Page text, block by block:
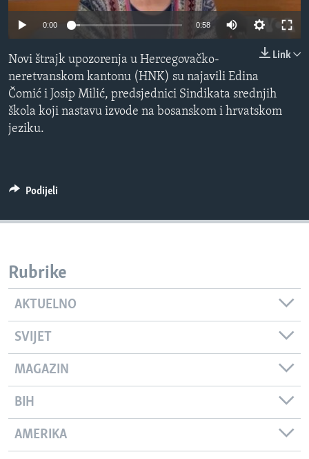
MAGAZIN
O GLASU AMERIKE
Learning English
PRATITE NAS
0:00 0:58
Link
Novi štrajk upozorenja u Hercegovačko-
neretvanskom kantonu (HNK) su najavili Edina
Čomić i Josip Milić, predsjednici Sindikata srednjih
škola koji nastavu izvode na bosanskom i hrvatskom
jeziku.
Podijeli
Rubrike
AKTUELNO
SVIJET
MAGAZIN
BIH
AMERIKA